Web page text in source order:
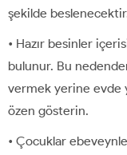
şekilde
• Hazır besinler
bulunur. Bu
vermek yerine evde
özen gösterin.
• Çocuklar